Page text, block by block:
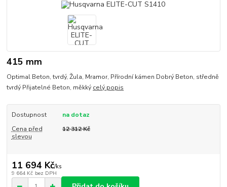
415 mm
Optimal Beton, tvrdý, Žula, Mramor, Přírodní kámen Dobrý Beton, středně
tvrdý Přijatelné Beton, měkký celý popis
Dostupnost
na dotaz
Cena před
slevou
12 312 Kč
11 694 Kč/ks
9 664 Kč bez DPH